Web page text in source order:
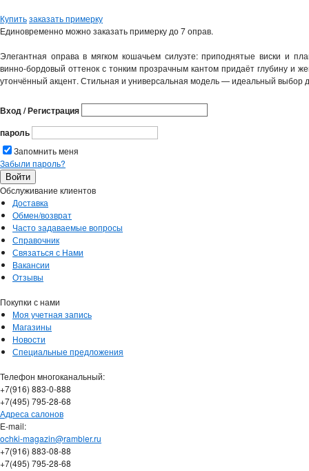
Купитьзаказать примерку
Единовременно можно заказать примерку до 7 оправ.
Элегантная оправа в мягком кошачьем силуэте: приподнятые виски и
винно‑бордовый оттенок с тонким прозрачным кантом придаёт глубину и
утончённый акцент. Стильная и универсальная модель — идеальный выбор
Вход / Регистрация
пароль
Запомнить меня
Забыли пароль?
Обслуживание клиентов
Доставка
Обмен/возврат
Часто задаваемые вопросы
Справочник
Связаться с Нами
Вакансии
Отзывы
Покупки с нами
Моя учетная запись
Магазины
Новости
Специальные предложения
Телефон многоканальный:
+7(916) 883-0-888
+7(495) 795-28-68
Адреса салонов
Е-mail:
ochki-magazin@rambler.ru
+7(916) 883-08-88
+7(495) 795-28-68